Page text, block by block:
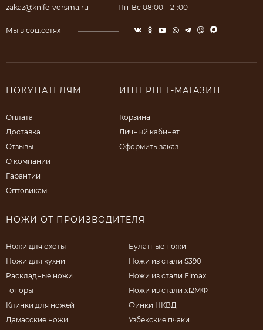
zakaz@knife-vorsma.ru Пн-Вс 08:00—21:00
Мы в соц.сетях
ПОКУПАТЕЛЯМ
Оплата
Доставка
Отзывы
О компании
Гарантии
Оптовикам
ИНТЕРНЕТ-МАГАЗИН
Корзина
Личный кабинет
Оформить заказ
НОЖИ ОТ ПРОИЗВОДИТЕЛЯ
Ножи для охоты
Ножи для кухни
Раскладные ножи
Топоры
Клинки для ножей
Дамасские ножи
Булатные ножи
Ножи из стали S390
Ножи из стали Elmax
Ножи из стали х12МФ
Финки НКВД
Узбекские пчаки